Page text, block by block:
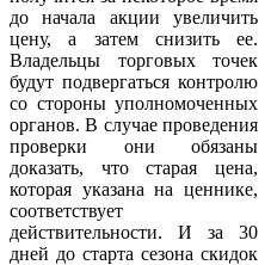
до начала акции увеличить
цену, а затем снизить ее.
Владельцы торговых точек
будут подвергаться контролю
со стороны уполномоченных
органов. В случае проведения
проверки они обязаны
доказать, что старая цена,
которая указана на ценнике,
соответствует
действительности. И за 30
дней до старта сезона скидок